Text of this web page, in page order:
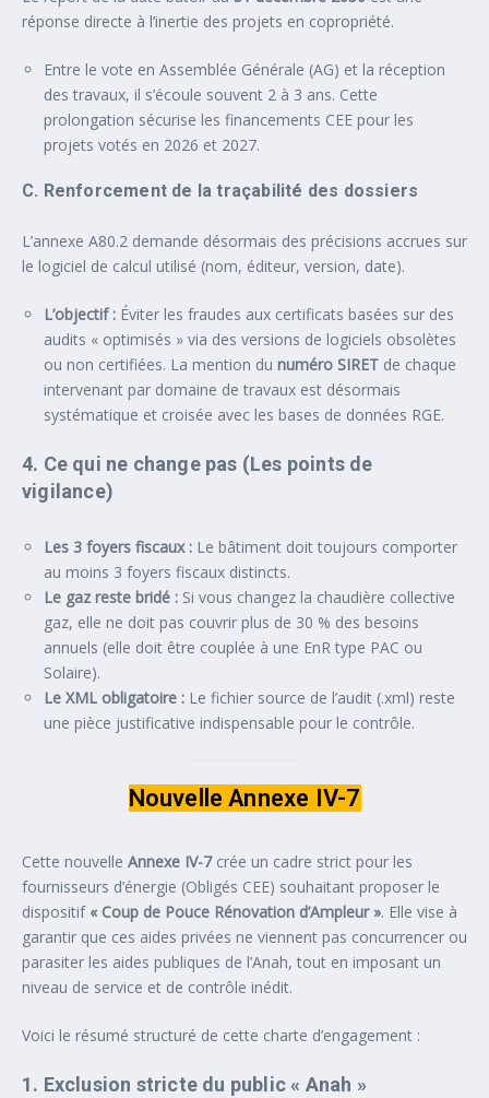
réponse directe à l’inertie des projets en copropriété.
Entre le vote en Assemblée Générale (AG) et la réception
des travaux, il s’écoule souvent 2 à 3 ans. Cette
prolongation sécurise les financements CEE pour les
projets votés en 2026 et 2027.
C. Renforcement de la traçabilité des dossiers
L’annexe A80.2 demande désormais des précisions accrues sur
le logiciel de calcul utilisé (nom, éditeur, version, date).
L’objectif : Éviter les fraudes aux certificats basées sur des
audits « optimisés » via des versions de logiciels obsolètes
ou non certifiées. La mention du numéro SIRET de chaque
intervenant par domaine de travaux est désormais
systématique et croisée avec les bases de données RGE.
4. Ce qui ne change pas (Les points de
vigilance)
Les 3 foyers fiscaux : Le bâtiment doit toujours comporter
au moins 3 foyers fiscaux distincts.
Le gaz reste bridé : Si vous changez la chaudière collective
gaz, elle ne doit pas couvrir plus de 30 % des besoins
annuels (elle doit être couplée à une EnR type PAC ou
Solaire).
Le XML obligatoire : Le fichier source de l’audit (.xml) reste
une pièce justificative indispensable pour le contrôle.
Nouvelle Annexe IV-7
Cette nouvelle Annexe IV-7crée un cadre strict pour les
fournisseurs d’énergie (Obligés CEE) souhaitant proposer le
dispositif « Coup de Pouce Rénovation d’Ampleur ». Elle vise à
garantir que ces aides privées ne viennent pas concurrencer ou
parasiter les aides publiques de l’Anah, tout en imposant un
niveau de service et de contrôle inédit.
Voici le résumé structuré de cette charte d’engagement :
1. Exclusion stricte du public « Anah »